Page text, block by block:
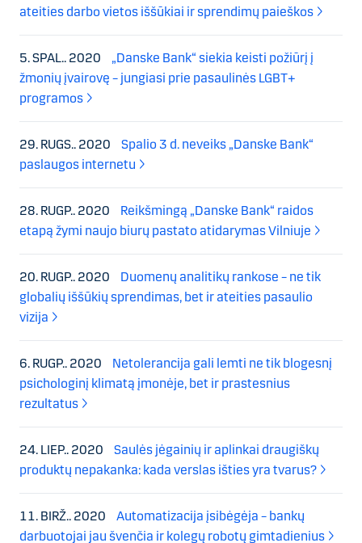
ateities darbo vietos iššūkiai ir sprendimų paieškos
5. SPAL.. 2020
„Danske Bank“ siekia keisti požiūrį į
žmonių įvairovę – jungiasi prie pasaulinės LGBT+
programos
29. RUGS.. 2020
Spalio 3 d. neveiks „Danske Bank“
paslaugos internetu
28. RUGP.. 2020
Reikšmingą „Danske Bank“ raidos
etapą žymi naujo biurų pastato atidarymas Vilniuje
20. RUGP.. 2020
Duomenų analitikų rankose – ne tik
globalių iššūkių sprendimas, bet ir ateities pasaulio
vizija
6. RUGP.. 2020
Netolerancija gali lemti ne tik blogesnį
psichologinį klimatą įmonėje, bet ir prastesnius
rezultatus
24. LIEP.. 2020
Saulės jėgainių ir aplinkai draugiškų
produktų nepakanka: kada verslas išties yra tvarus?
11. BIRŽ.. 2020
Automatizacija įsibėgėja – bankų
darbuotojai jau švenčia ir kolegų robotų gimtadienius